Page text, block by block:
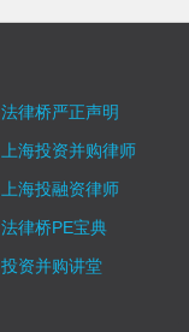
法律桥严正声明
上海投资并购律师
上海投融资律师
法律桥PE宝典
投资并购讲堂